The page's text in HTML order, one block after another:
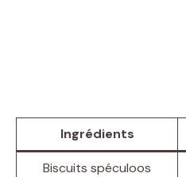
Ingrédients
Biscuits spéculoos